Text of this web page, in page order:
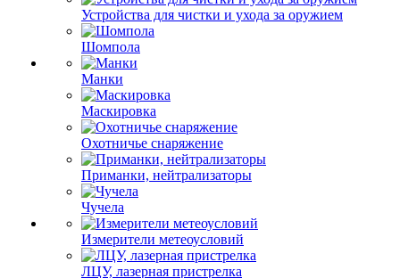
Устройства для чистки и ухода за оружием
Шомпола
Манки
Маскировка
Охотничье снаряжение
Приманки, нейтрализаторы
Чучела
Измерители метеоусловий
ЛЦУ, лазерная пристрелка